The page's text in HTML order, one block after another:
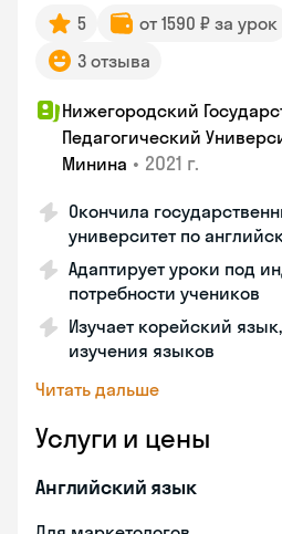
5 от 1590 ₽ за урок
3 отзыва
Нижегородский
Педагогический
Минина • 2021 г.
Окончила
университет по
Адаптирует уроки под
потребности учеников
Изучает корейский
изучения языков
Читать дальше
Услуги и цены
Английский язык